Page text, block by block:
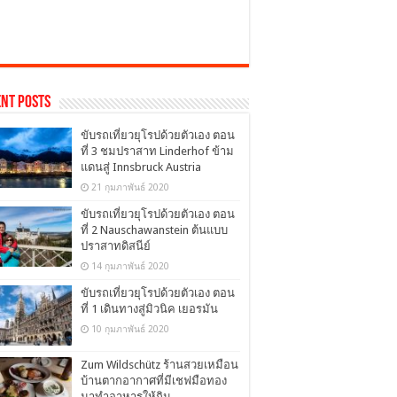
Posts
ขับรถเที่ยวยุโรปด้วยตัวเอง ตอน
ที่ 3 ชมปราสาท Linderhof ข้าม
แดนสู่ Innsbruck Austria
21 กุมภาพันธ์ 2020
ขับรถเที่ยวยุโรปด้วยตัวเอง ตอน
ที่ 2 Nauschawanstein ต้นแบบ
ปราสาทดิสนีย์
14 กุมภาพันธ์ 2020
ขับรถเที่ยวยุโรปด้วยตัวเอง ตอน
ที่ 1 เดินทางสู่มิวนิค เยอรมัน
10 กุมภาพันธ์ 2020
Zum Wildschütz ร้านสวยเหมือน
บ้านตากอากาศที่มีเชฟมือทอง